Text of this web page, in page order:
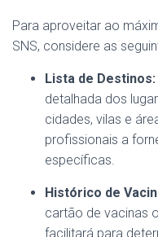
Para aproveitar ao
SNS, considere as
Lista de Destinos:
detalhada dos
cidades, vilas e
profissionais a
específicas.
Histórico de
cartão de vacinas
facilitará para